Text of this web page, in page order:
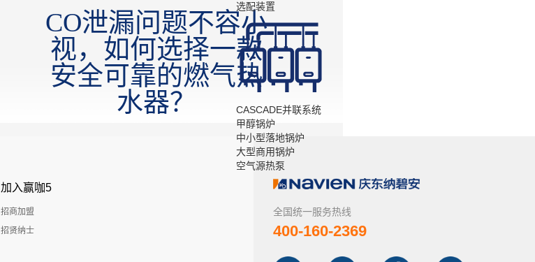
选配装置
CASCADE并联系统
甲醇锅炉
中小型落地锅炉
大型商用锅炉
空气源热泵
CO泄漏问题不容小
视，如何选择一款
安全可靠的燃气热
水器？
加入赢咖5
招商加盟
招贤纳士
全国统一服务热线
400-160-2369